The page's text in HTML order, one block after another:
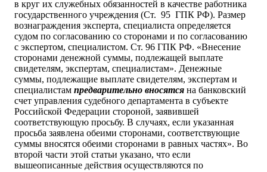
в круг их служебных обязанностей в качестве работника
государственного учреждения (Ст. 95 ГПК РФ). Размер
вознаграждения эксперта, специалиста определяется
судом по согласованию со сторонами и по согласованию
с экспертом, специалистом. Ст. 96 ГПК РФ. «Внесение
сторонами денежной суммы, подлежащей выплате
свидетелям, экспертам, специалистам». Денежные
суммы, подлежащие выплате свидетелям, экспертам и
специалистам предварительно вносятся на банковский
счет управления судебного департамента в субъекте
Российской Федерации стороной, заявившей
соответствующую просьбу. В случаях, если указанная
просьба заявлена обеими сторонами, соответствующие
суммы вносятся обеими сторонами в равных частях». Во
второй части этой статьи указано, что если
вышеописанные действия осуществляются по